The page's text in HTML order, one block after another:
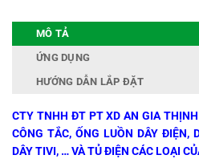
MÔ TẢ
ỨNG DỤNG
HƯỚNG DẪN LẮP ĐẶT
CTY TNHH ĐT PT XD AN GIA
CÔNG TẮC, ỐNG LUỒN DÂY ĐIỆN,
DÂY TIVI, … VÀ TỦ ĐIỆN CÁC LOẠI